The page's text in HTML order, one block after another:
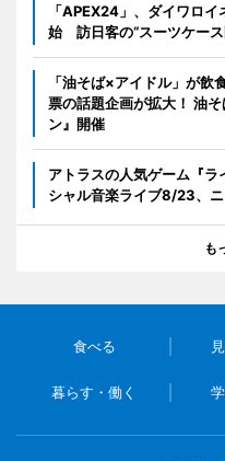
「APEX24」、ダイワロ
始 訪日客の“スーツケース
「油そば×アイドル」が飲
票の話題企画が拡大！ 油
ン』開催
アトラスの人気ゲーム『
シャル音楽ライブ8/23、
も
食べる
暮らす・働く